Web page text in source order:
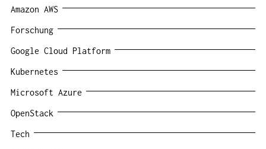
Amazon AWS
Forschung
Google Cloud Platform
Kubernetes
Microsoft Azure
OpenStack
Tech